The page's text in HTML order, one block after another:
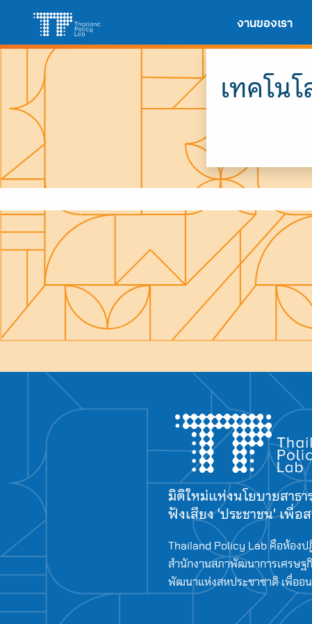
content
งานของเรา
Search
เทคโน
มิติใหม่แห่งนโยบายสาธ
ฟังเสียง 'ประชาชน' เพื่อ
Thailand Policy Lab คือห้องป
สำนักงานสภาพัฒนาการเศรษฐ
พัฒนาแห่งสหประชาชาติ เพื่ออ